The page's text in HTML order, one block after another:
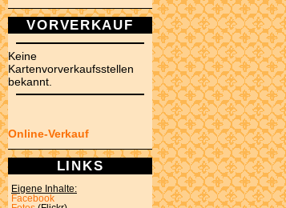
VORVERKAUF
Keine
Kartenvorverkaufsstellen
bekannt.
Online-Verkauf
LINKS
Eigene Inhalte:
Facebook